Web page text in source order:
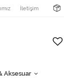
İletişim
Aksesuar